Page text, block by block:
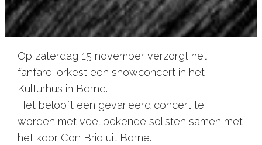
Op zaterdag 15 november verzorgt het
fanfare-orkest een showconcert in het
Kulturhus in Borne.
Het belooft een gevarieerd concert te
worden met veel bekende solisten samen met
het koor Con Brio uit Borne.